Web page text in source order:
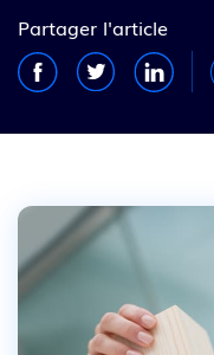
Partager l'article